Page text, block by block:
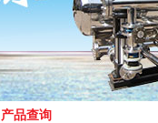
产品查询